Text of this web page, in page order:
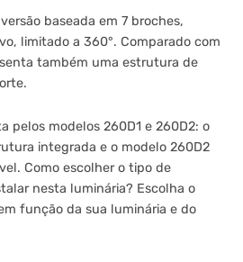
baseada em 7 broches,
limitado a 360°. Comparado com
também uma estrutura de
pelos modelos 260D1 e 260D2: o
integrada e o modelo 260D2
Como escolher o tipo de
nesta luminária? Escolha o
função da sua luminária e do